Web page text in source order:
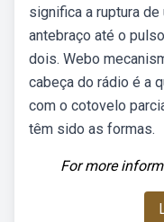
significa a ruptura
antebraço até o
dois. Webo
cabeça do rádio é a
com o cotovelo
têm sido as formas.
For more